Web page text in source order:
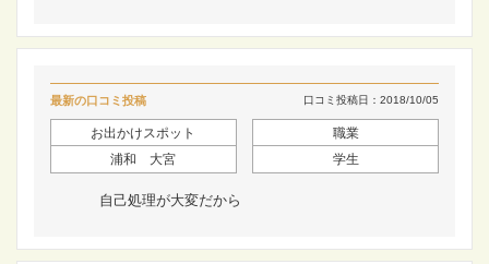
最新の口コミ投稿 口コミ投稿日：2018/10/05
お出かけスポット
浦和 大宮
職業
学生
自己処理が大変だから